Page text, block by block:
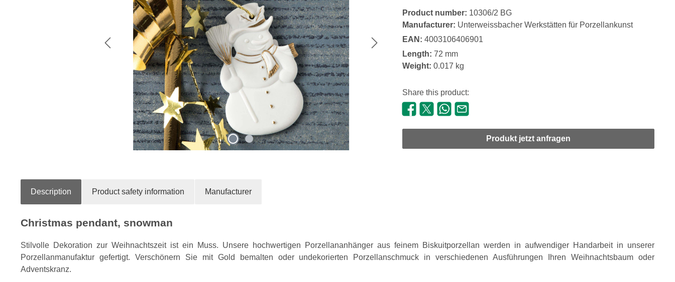
Product number: 10306/2 BG
Manufacturer: Unterweissbacher Werkstätten für Porzellankunst
EAN: 4003106406901
Length: 72 mm
Weight: 0.017 kg
Share this product:
Produkt jetzt anfragen
Description Product safety information Manufacturer
Christmas pendant, snowman
Stilvolle Dekoration zur Weihnachtszeit ist ein Muss. Unsere hochwertigen Porzellananhänger aus feinem Biskuitporzellan werden in aufwendiger Handarbeit in unserer
Porzellanmanufaktur gefertigt. Verschönern Sie mit Gold bemalten oder undekorierten Porzellanschmuck in verschiedenen Ausführungen Ihren Weihnachtsbaum oder
Adventskranz.